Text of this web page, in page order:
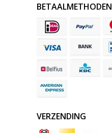
BETAALMETHODEN
VERZENDING